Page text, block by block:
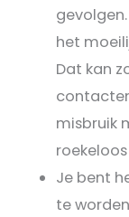
het
Dat kan
misbruik
Je bent
te worden